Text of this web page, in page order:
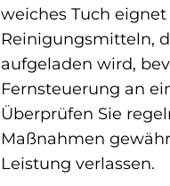
weiches Tuch
Reinigungsmitteln,
aufgeladen wird,
Fernsteuerung an
Überprüfen Sie
Maßnahmen
Leistung verlassen.